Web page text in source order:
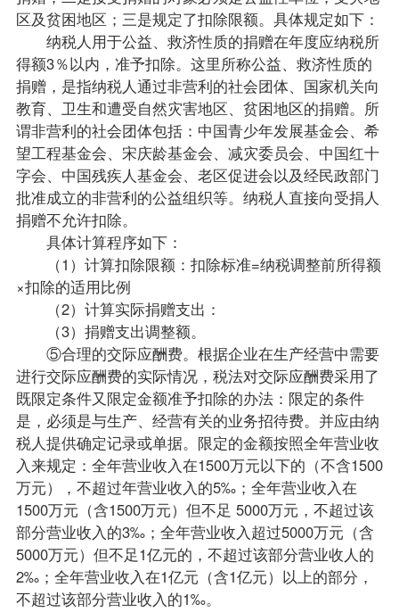
区及贫困地区；三是规定了扣除限额。具体规定如下：
纳税人用于公益、救济性质的捐赠在年度应纳税所
得额3％以内，准予扣除。这里所称公益、救济性质的
捐赠，是指纳税人通过非营利的社会团体、国家机关向
教育、卫生和遭受自然灾害地区、贫困地区的捐赠。所
谓非营利的社会团体包括：中国青少年发展基金会、希
望工程基金会、宋庆龄基金会、减灾委员会、中国红十
字会、中国残疾人基金会、老区促进会以及经民政部门
批准成立的非营利的公益组织等。纳税人直接向受捐人
捐赠不允许扣除。
具体计算程序如下：
（1）计算扣除限额：扣除标准=纳税调整前所得额
×扣除的适用比例
（2）计算实际捐赠支出：
（3）捐赠支出调整额。
⑤合理的交际应酬费。根据企业在生产经营中需要
进行交际应酬费的实际情况，税法对交际应酬费采用了
既限定条件又限定金额准予扣除的办法：限定的条件
是，必须是与生产、经营有关的业务招待费。并应由纳
税人提供确定记录或单据。限定的金额按照全年营业收
入来规定：全年营业收入在1500万元以下的（不含1500
万元），不超过年营业收入的5‰；全年营业收入在
1500万元（含1500万元）但不足 5000万元，不超过该
部分营业收入的3‰；全年营业收入超过5000万元（含
5000万元）但不足1亿元的，不超过该部分营业收人的
2‰；全年营业收入在1亿元（含1亿元）以上的部分，
不超过该部分营业收入的1‰。